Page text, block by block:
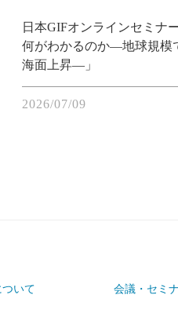
日本GIFオンラインセミナ
何がわかるのか―地球規模
海面上昇―」
2026/07/09
いて 会議・セミ